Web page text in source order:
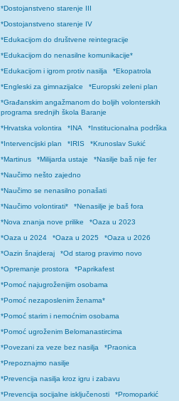
*Dostojanstveno starenje III
*Dostojanstveno starenje IV
*Edukacijom do društvene reintegracije
*Edukacijom do nenasilne komunikacije*
*Edukacijom i igrom protiv nasilja
*Ekopatrola
*Engleski za gimnazijalce
*Europski zeleni plan
*Građanskim angažmanom do boljih volonterskih
programa srednjih škola Baranje
*Hrvatska volontira
*INA
*Institucionalna podrška
*Intervencijski plan
*IRIS
*Krunoslav Sukić
*Martinus
*Milijarda ustaje
*Nasilje baš nije fer
*Naučimo nešto zajedno
*Naučimo se nenasilno ponašati
*Naučimo volontirati*
*Nenasilje je baš fora
*Nova znanja nove prilike
*Oaza u 2023
*Oaza u 2024
*Oaza u 2025
*Oaza u 2026
*Oazin šnajderaj
*Od starog pravimo novo
*Opremanje prostora
*Paprikafest
*Pomoć najugroženijim osobama
*Pomoć nezaposlenim ženama*
*Pomoć starim i nemoćnim osobama
*Pomoć ugroženim Belomanastircima
*Povezani za veze bez nasilja
*Praonica
*Prepoznajmo nasilje
*Prevencija nasilja kroz igru i zabavu
*Prevencija socijalne isključenosti
*Promoparkić